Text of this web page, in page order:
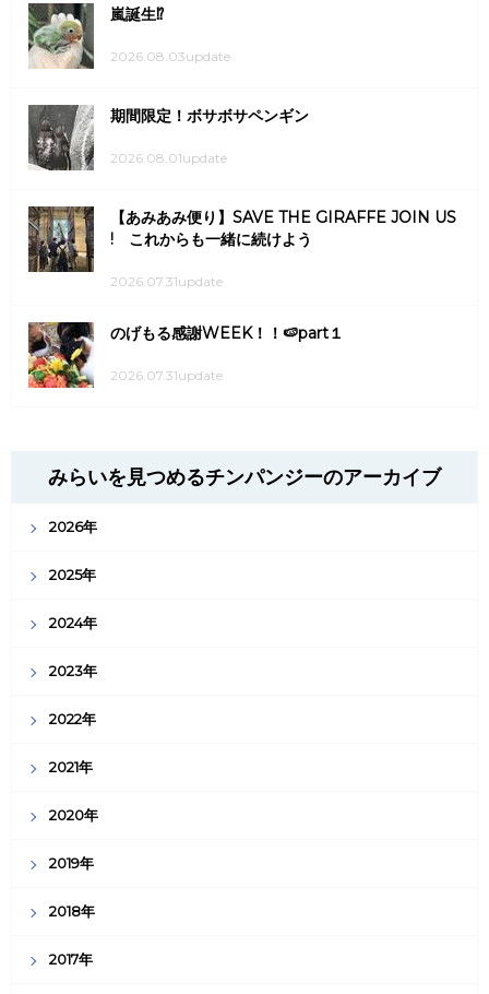
嵐誕生⁉
2026.08.03update
期間限定！ボサボサペンギン
2026.08.01update
【あみあみ便り】SAVE THE GIRAFFE JOIN US
! これからも一緒に続けよう
2026.07.31update
のげもる感謝WEEK！！🍉part１
2026.07.31update
みらいを見つめるチンパンジーのアーカイブ
2026年
2025年
2024年
2023年
2022年
2021年
2020年
2019年
2018年
2017年